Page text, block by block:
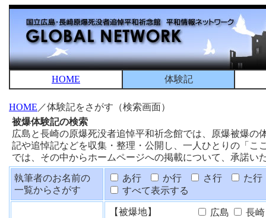
HOME 体験記
HOME ／体験記をさがす（検索画面）
被爆体験記の検索
広島と長崎の原爆死没者追悼平和祈念館では、原爆被爆
記や追悼記などを収集・整理・公開し、一人ひとりの「
では、その中からホームページへの掲載について、承諾い
執筆者のお名前の
一覧からさがす
あ行 か行 さ行
た行
すべて表示する
【被爆地】 広島
長崎